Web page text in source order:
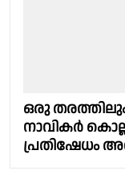
ഒരു തരത്തിലും
നാവികർ
പ്രതിഷേധം